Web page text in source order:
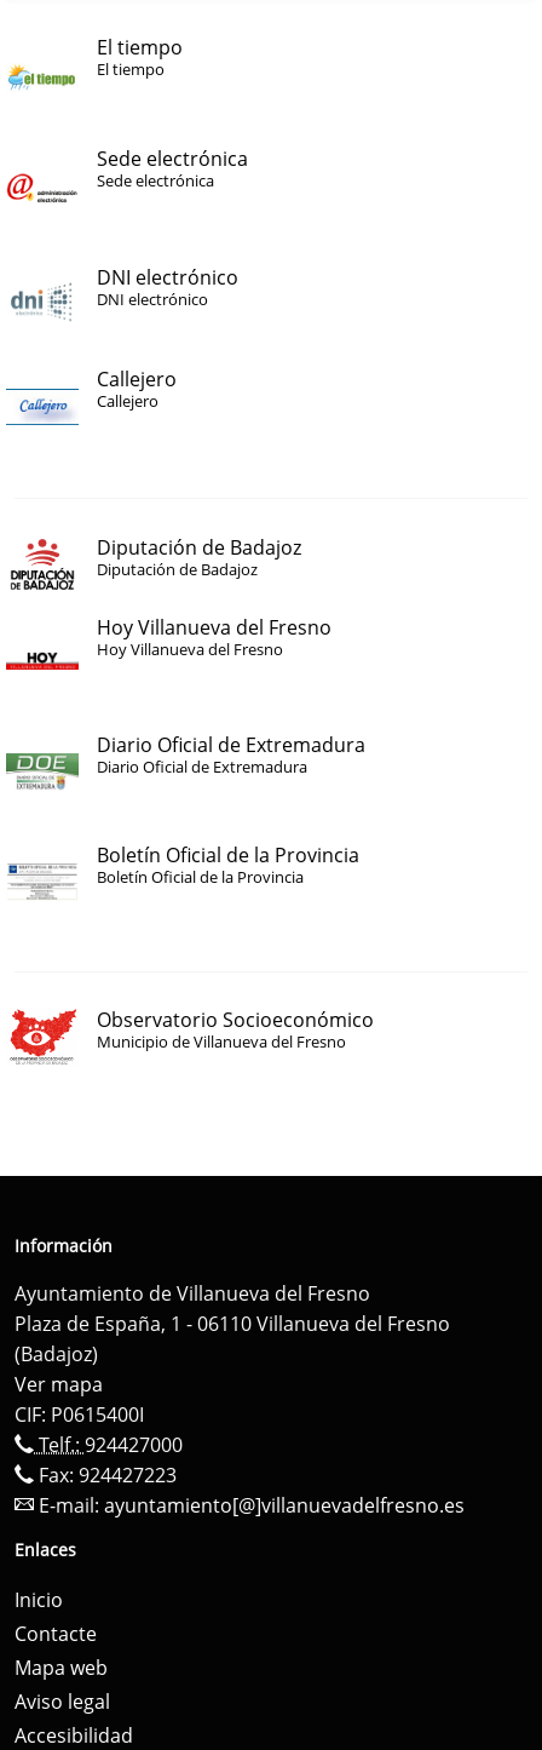
El tiempo
El tiempo
Sede electrónica
Sede electrónica
DNI electrónico
DNI electrónico
Callejero
Callejero
Diputación de Badajoz
Diputación de Badajoz
Hoy Villanueva del Fresno
Hoy Villanueva del Fresno
Diario Oficial de Extremadura
Diario Oficial de Extremadura
Boletín Oficial de la Provincia
Boletín Oficial de la Provincia
Observatorio Socioeconómico
Municipio de Villanueva del Fresno
Información
Ayuntamiento de Villanueva del Fresno
Plaza de España, 1 - 06110 Villanueva del Fresno
(Badajoz)
Ver mapa
CIF: P0615400I
Telf.: 924427000
Fax: 924427223
E-mail: ayuntamiento[@]villanuevadelfresno.es
Enlaces
Inicio
Contacte
Mapa web
Aviso legal
Accesibilidad